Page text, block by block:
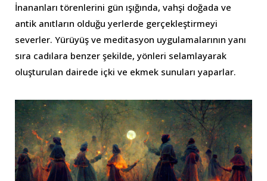
İnananları törenlerini gün ışığında, vahşi doğada ve
antik anıtların olduğu yerlerde gerçekleştirmeyi
severler. Yürüyüş ve meditasyon uygulamalarının yanı
sıra cadılara benzer şekilde, yönleri selamlayarak
oluşturulan dairede içki ve ekmek sunuları yaparlar.